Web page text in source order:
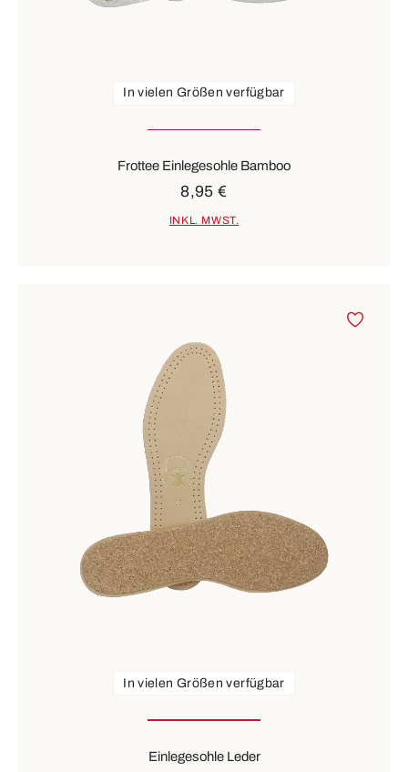
In vielen Größen verfügbar
Frottee Einlegesohle Bamboo
8,95 €
INKL. MWST.
In vielen Größen verfügbar
Einlegesohle Leder